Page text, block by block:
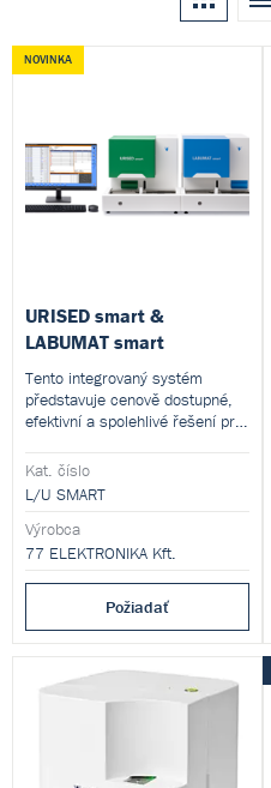
NOVINKA
URISED smart &
LABUMAT smart
Tento integrovaný systém
představuje cenově dostupné,
efektivní a spolehlivé řešení pro
transportu vzorku, přípravy
vzorku, měřicího procesu,
analýzy výsledků, reportování a
revize výsledků včetně
mikroskopických snímků.
Výsledky vyšetření močového
ukládány do jednotné databáze.
Kat. číslo
L/U SMART
Výrobca
77 ELEKTRONIKA Kft.
Požiadať